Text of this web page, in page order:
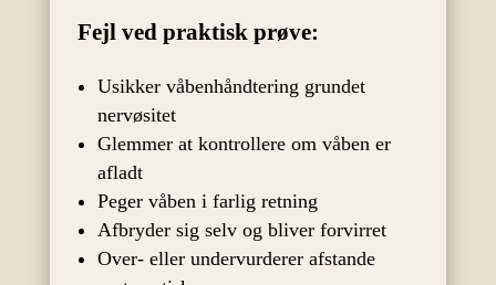
Fejl ved praktisk prøve:
Usikker våbenhåndtering grundet
nervøsitet
Glemmer at kontrollere om våben er
afladt
Peger våben i farlig retning
Afbryder sig selv og bliver forvirret
Over- eller undervurderer afstande